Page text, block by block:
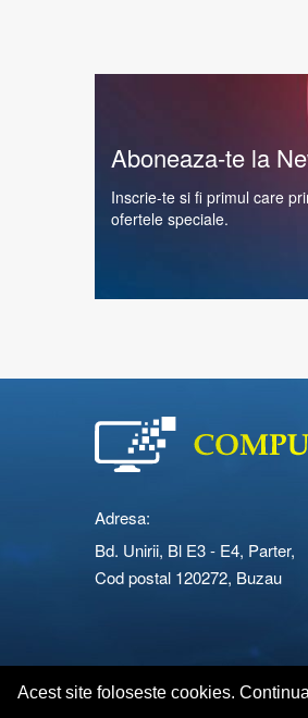
Acest site foloseste cookies.
Aboneaza-te la
Inscrie-te si fi primul care
ofertele speciale.
Adresa:
Bd. Unirii, Bl E3 - E4, Parter,
Cod postal 120272, Buzau
Copyright © 2026